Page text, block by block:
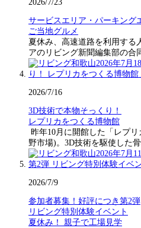
2026/7/23
サービスエリア・パーキング
ご当地グルメ
夏休み、高速道路を利用する
アのリビング新聞編集部の合
2026/7/16
3D技術で本物そっくり！
レプリカをつくる博物館
昨年10月に開館した「レプ
野市場)。3D技術を駆使した
2026/7/9
参加者募集！好評につき第2弾
リビング特別体験イベント
夏休み！ 親子で工場見学